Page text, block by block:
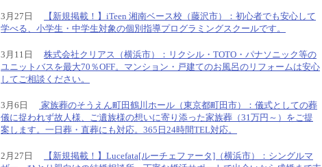
3月27日
【新規掲載！】iTeen 湘南ベース校（藤沢市）：初心者でも安心して
学べる、小学生・中学生対象の個別指導プログラミングスクールです。
3月11日 株式会社クリアス（横浜市）：リクシル・TOTO・パナソニック等の
ユニットバスを最大70％OFF。マンション・戸建てのお風呂のリフォームは安心
してご相談ください。
3月6日
家族葬のそうえん町田鶴川ホール（東京都町田市）：儀式としての葬
儀に捉われず故人様、ご遺族様の想いに寄り添った家族葬（31万円～）をご提
案します。一日葬・直葬にも対応。365日24時間TEL対応。
2月27日
【新規掲載！】Lucefata[ルーチェファータ]（横浜市）：シングルマ